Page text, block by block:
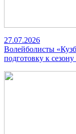
27.07.2026
Волейболисты
подготовку к